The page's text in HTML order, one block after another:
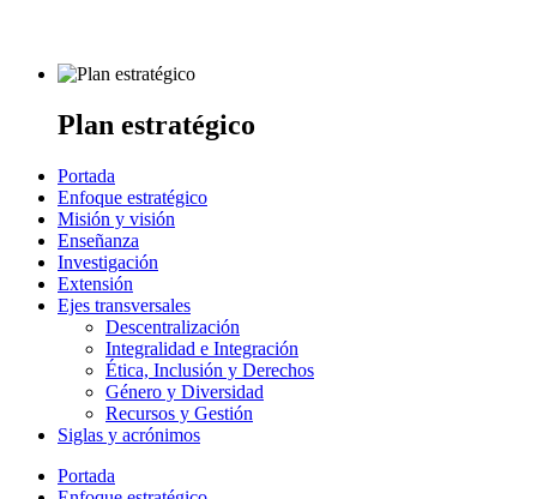
Plan estratégico
Portada
Enfoque estratégico
Misión y visión
Enseñanza
Investigación
Extensión
Ejes transversales
Descentralización
Integralidad e Integración
Ética, Inclusión y Derechos
Género y Diversidad
Recursos y Gestión
Siglas y acrónimos
Portada